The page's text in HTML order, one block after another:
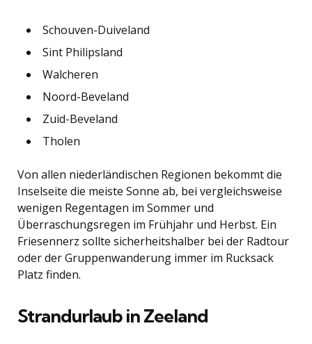
Schouven-Duiveland
Sint Philipsland
Walcheren
Noord-Beveland
Zuid-Beveland
Tholen
Von allen niederländischen Regionen bekommt die
Inselseite die meiste Sonne ab, bei vergleichsweise
wenigen Regentagen im Sommer und
Überraschungsregen im Frühjahr und Herbst. Ein
Friesennerz sollte sicherheitshalber bei der Radtour
oder der Gruppenwanderung immer im Rucksack
Platz finden.
Strandurlaub in Zeeland